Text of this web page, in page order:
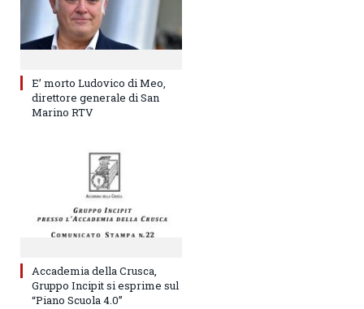
E’ morto Ludovico di Meo,
direttore generale di San
Marino RTV
Accademia della Crusca,
Gruppo Incipit si esprime sul
“Piano Scuola 4.0”